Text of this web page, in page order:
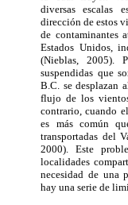
diversas escalas
dirección de estos
de contaminantes
Estados Unidos,
(Nieblas, 2005).
suspendidas que
B.C. se desplazan
flujo de los
contrario, cuando
es más común
transportadas del
2000). Este
localidades
necesidad de una
hay una serie de